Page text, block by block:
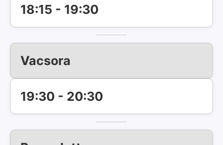
18:15 - 19:30
Vacsora
19:30 - 20:30